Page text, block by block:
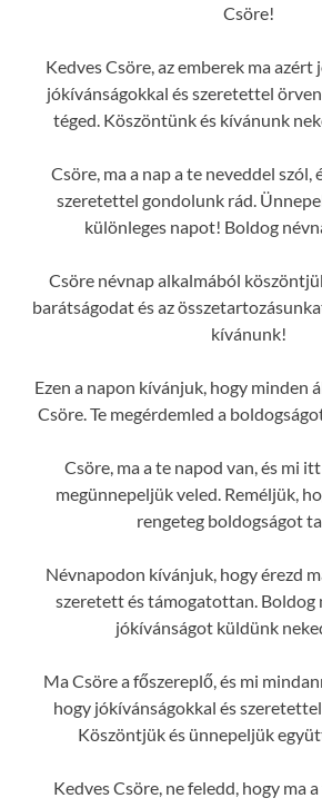
Csöre!
Kedves Csöre, az emberek ma azért
jókívánságokkal és szeretettel
téged. Köszöntünk és kívánunk
Csöre, ma a nap a te neveddel szól,
szeretettel gondolunk rád.
különleges napot! Boldog
Csöre névnap alkalmából
barátságodat és az
kívánunk!
Ezen a napon kívánjuk, hogy minden
Csöre. Te megérdemled a
Csöre, ma a te napod van, és mi
megünnepeljük veled. Reméljük,
rengeteg boldogságot
Névnapodon kívánjuk, hogy érezd
szeretett és támogatottan. Boldog
jókívánságot küldünk
Ma Csöre a főszereplő, és mi
hogy jókívánságokkal és
Köszöntjük és ünnepeljük
Kedves Csöre, ne feledd, hogy ma